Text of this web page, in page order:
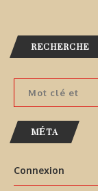
RECHERCHE
MÉTA
Connexion